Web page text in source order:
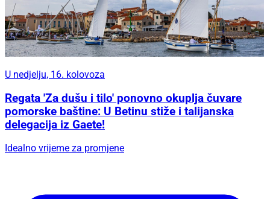
U nedjelju, 16. kolovoza
Regata 'Za dušu i tilo' ponovno okuplja čuvare
pomorske baštine: U Betinu stiže i talijanska
delegacija iz Gaete!
Idealno vrijeme za promjene